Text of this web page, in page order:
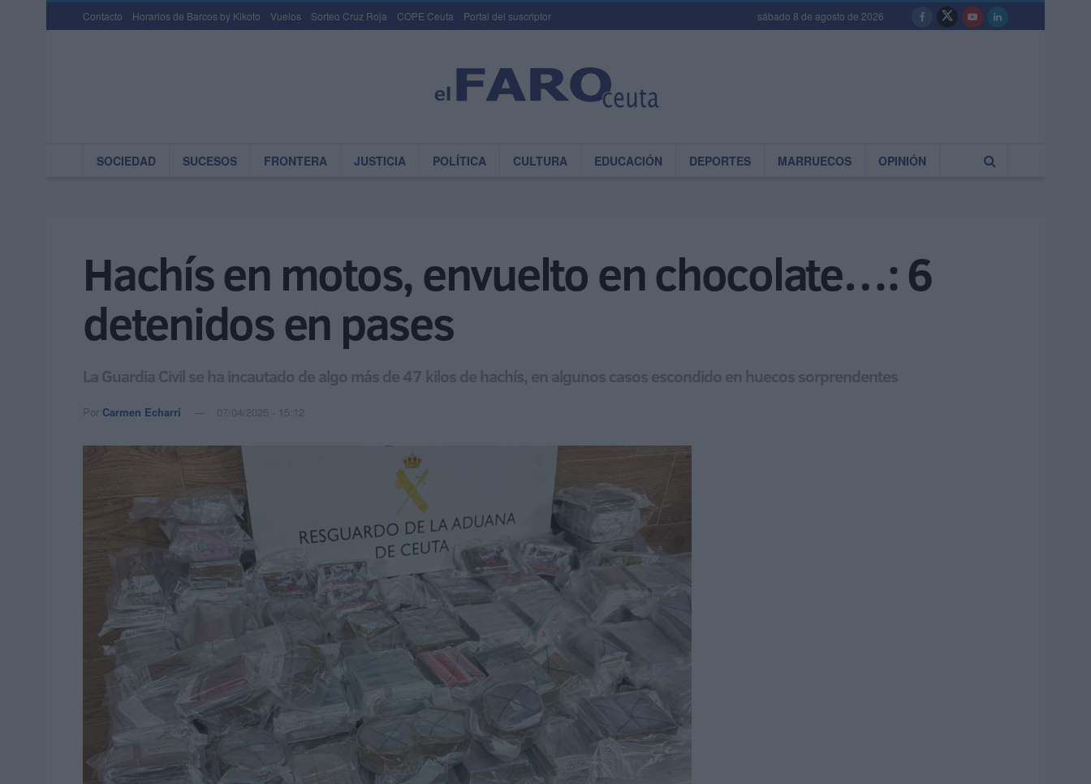
Contacto Horarios de Barcos by Kikoto Vuelos Sorteo Cruz Roja COPE Ceuta Portal del suscriptor sábado 8 de agosto de 2026
SOCIEDAD SUCESOS FRONTERA JUSTICIA POLÍTICA CULTURA EDUCACIÓN DEPORTES MARRUECOS OPINIÓN
Hachís en motos, envuelto en chocolate…: 6
detenidos en pases
La Guardia Civil se ha incautado de algo más de 47 kilos de hachís, en algunos casos escondido en huecos sorprendentes
Por Carmen Echarri 07/04/2025 - 15:12